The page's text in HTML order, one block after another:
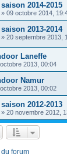
2014-2015
» 09 octobre 2014,
2013-2014
» 20 septembre 2013,
Laneffe
2013, 00:04
Namur
2013, 00:02
2012-2013
» 20 novembre 2012,
du forum